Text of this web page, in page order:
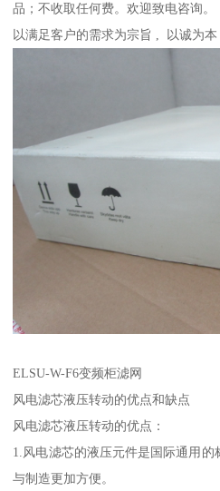
品；不收取任何费。欢迎致电咨询。
以满足客户的需求为宗旨 , 以诚为
ELSU-W-F6变频柜滤网
风电滤芯液压转动的优点和缺点
风电滤芯液压转动的优点：
1.风电滤芯的液压元件是国际通用
与制造更加方便。